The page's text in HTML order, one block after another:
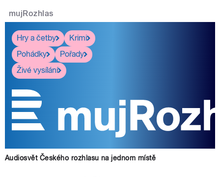
mujRozhlas
Hry a četby
Krimi
Pohádky
Pořady
Živé vysílání
Audiosvět Českého rozhlasu na jednom místě